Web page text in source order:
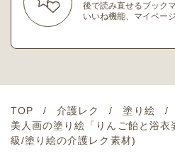
後で読み直せるブック
いいね機能、マイペー
TOP 介護レク
塗り絵
美人画の塗り絵「りんご飴と浴
級/塗り絵の介護レク素材)